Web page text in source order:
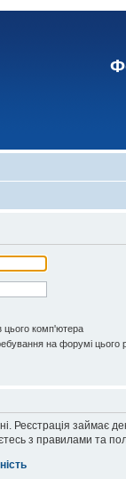
цього комп'ютера
на форумі цього
Реєстрація займає
з правилами та